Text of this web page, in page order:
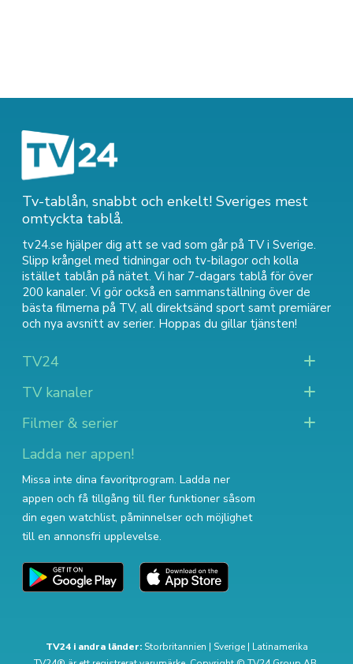
Tv-tablån, snabbt och enkelt! Sveriges mest
omtyckta tablå.
tv24.se hjälper dig att se vad som går på TV i Sverige.
Slipp krångel med tidningar och tv-bilagor och kolla
istället tablån på nätet. Vi har 7-dagars tablå för över
200 kanaler. Vi gör också en sammanställning över de
bästa filmerna på TV, all direktsänd sport samt premiärer
och nya avsnitt av serier. Hoppas du gillar tjänsten!
TV24
TV kanaler
Filmer & serier
Ladda ner appen!
Missa inte dina favoritprogram. Ladda ner
appen och få tillgång till fler funktioner såsom
din egen watchlist, påminnelser och möjlighet
till en annonsfri upplevelse.
TV24 i andra länder: Storbritannien | Sverige| Latinamerika